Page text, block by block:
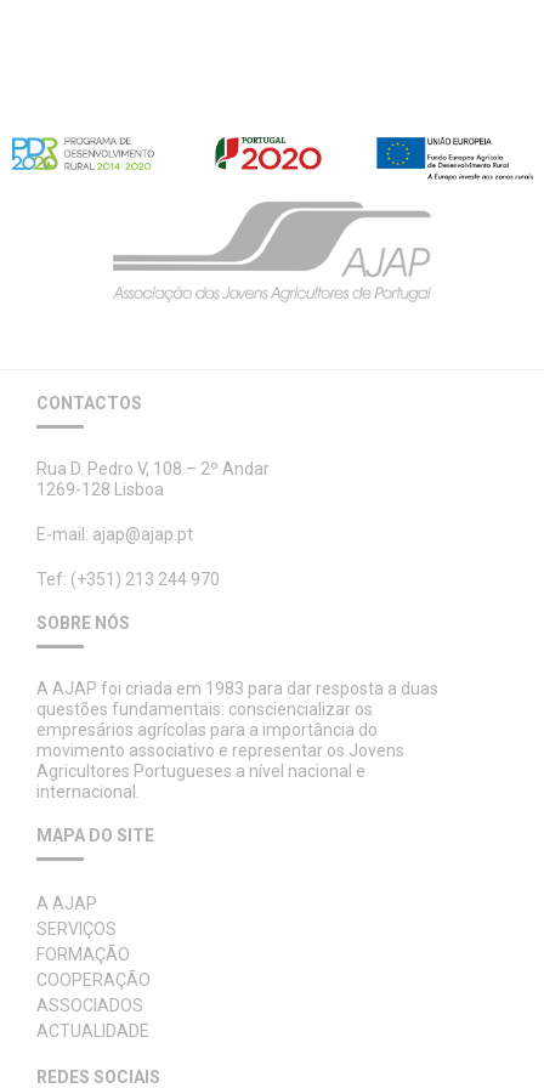
CONTACTOS
Rua D. Pedro V, 108 – 2º Andar
1269-128 Lisboa
E-mail: ajap@ajap.pt
Tef: (+351) 213 244 970
SOBRE NÓS
A AJAP foi criada em 1983 para dar resposta a duas
questões fundamentais: consciencializar os
empresários agrícolas para a importância do
movimento associativo e representar os Jovens
Agricultores Portugueses a nível nacional e
internacional.
MAPA DO SITE
A AJAP
SERVIÇOS
FORMAÇÃO
COOPERAÇÃO
ASSOCIADOS
ACTUALIDADE
REDES SOCIAIS